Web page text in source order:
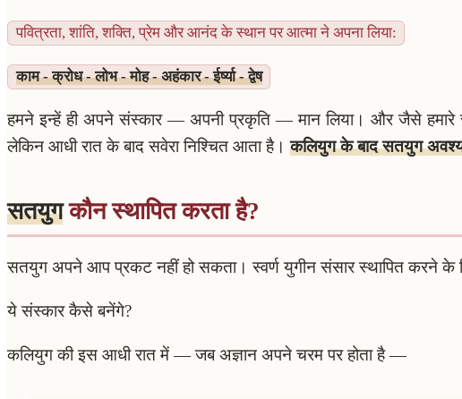
पवित्रता, शांति, शक्ति, प्रेम और आनंद के स्थान पर आत्मा ने अपना लिया:
काम - क्रोध - लोभ - मोह - अहंकार - ईर्ष्या - द्वेष
हमने इन्हें ही अपने संस्कार — अपनी प्रकृति — मान लिया। और जैसे हमारे
लेकिन आधी रात के बाद सवेरा निश्चित आता है।कलियुग के बाद सतयुग
सतयुगकौन स्थापित करता है?
सतयुग अपने आप प्रकट नहीं हो सकता। स्वर्ण युगीन संसार स्थापित करने के
ये संस्कार कैसे बनेंगे?
कलियुग की इस आधी रात में — जब अज्ञान अपने चरम पर होता है —